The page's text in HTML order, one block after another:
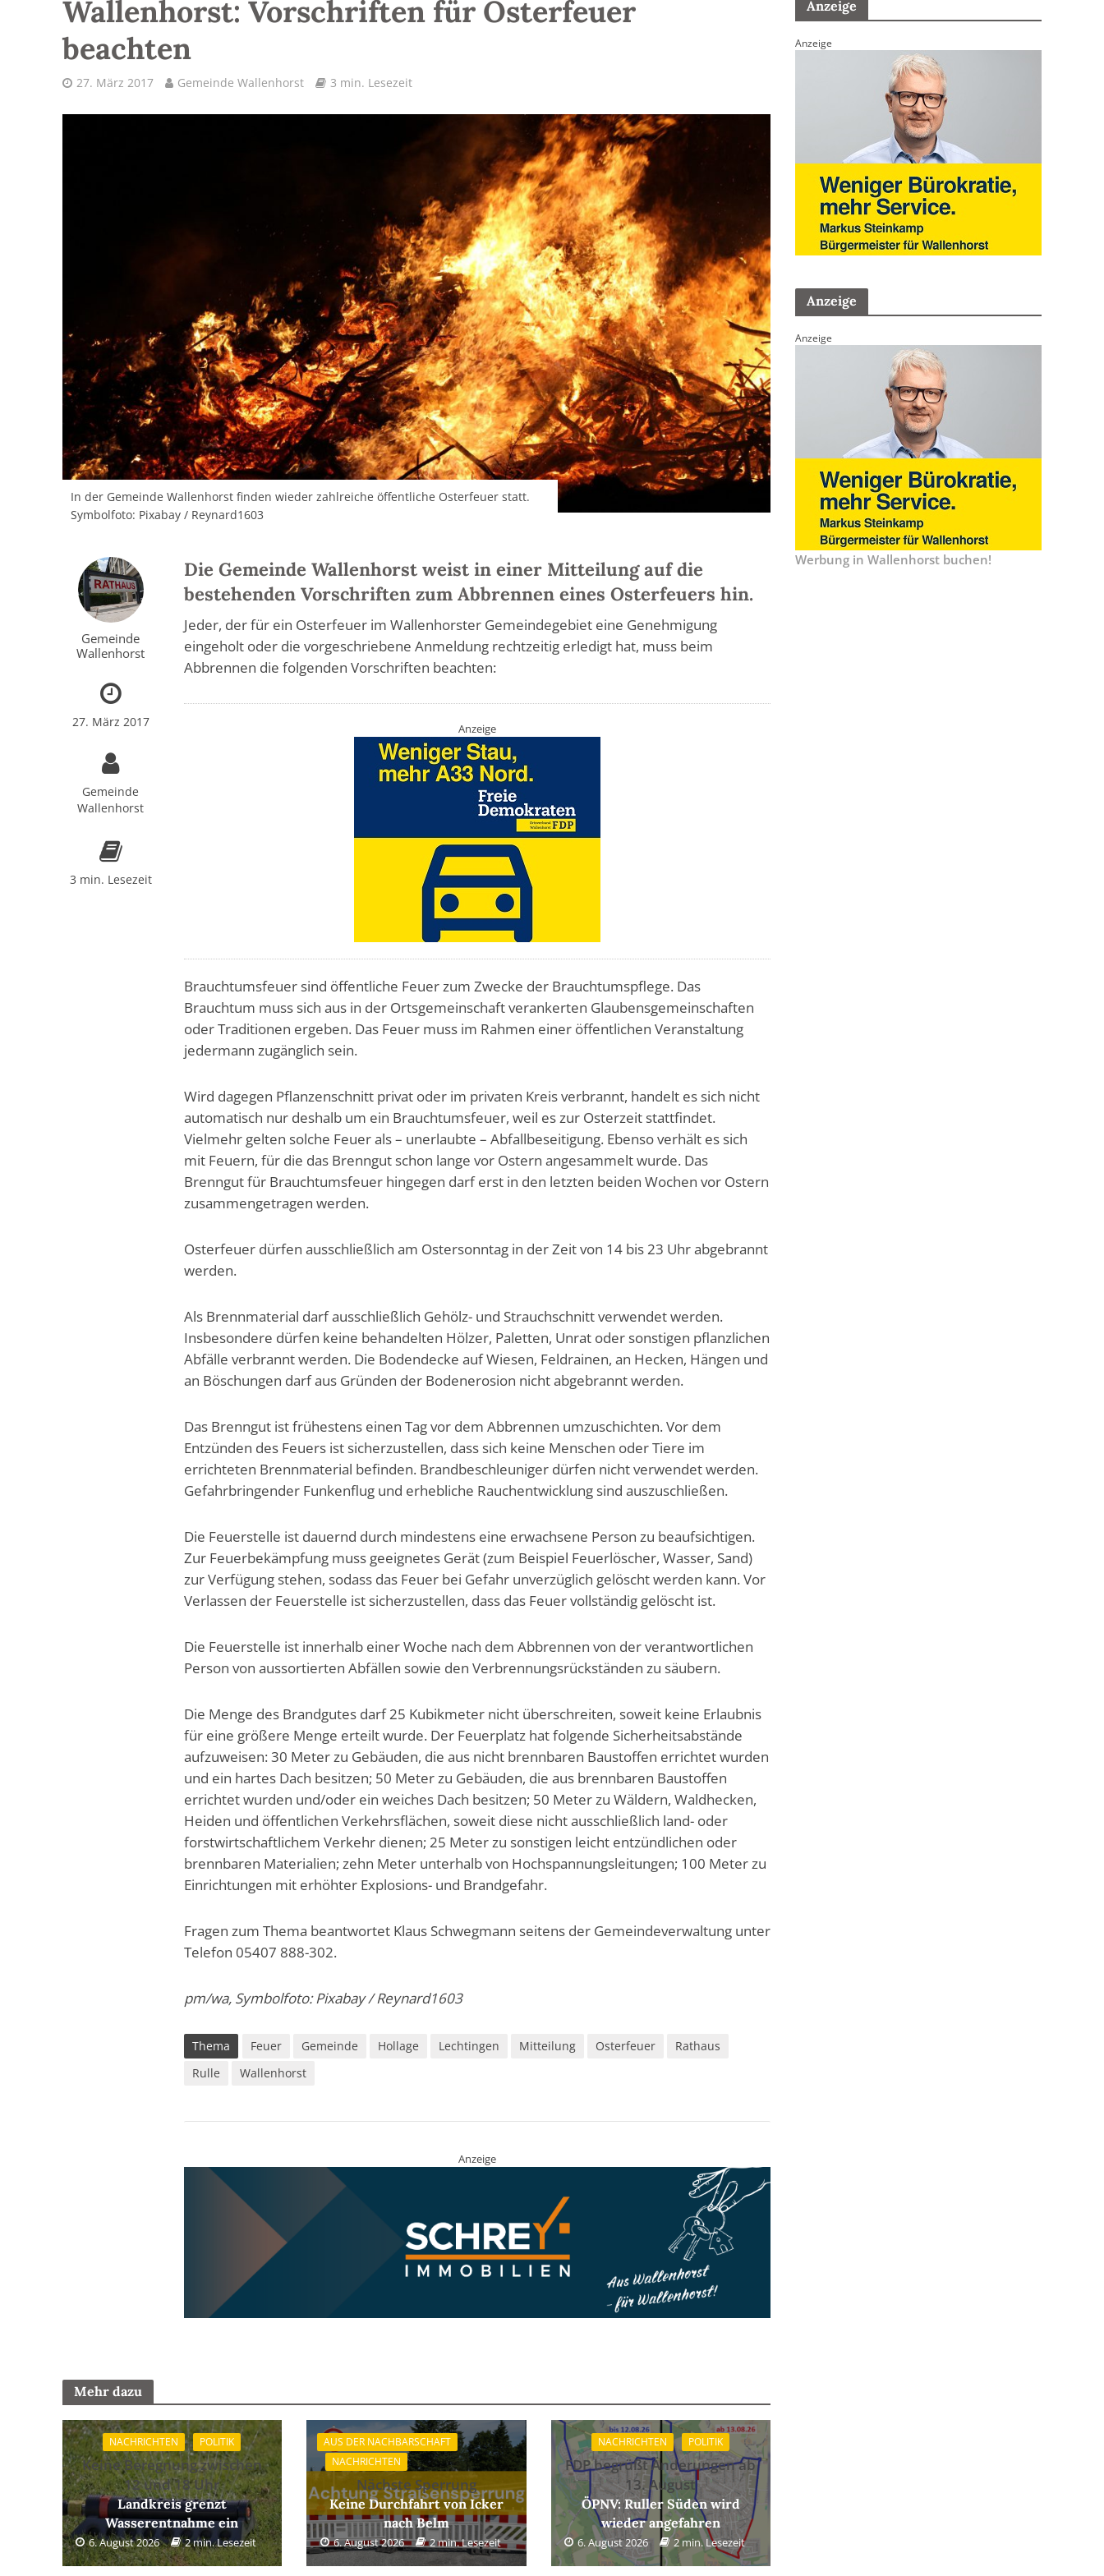
Wallenhorst: Vorschriften für Osterfeuer
beachten
27. März 2017 Gemeinde Wallenhorst 3 min. Lesezeit
In der Gemeinde Wallenhorst finden wieder zahlreiche öffentliche Osterfeuer statt.
Symbolfoto: Pixabay / Reynard1603
Gemeinde
Wallenhorst
27. März 2017
Gemeinde
Wallenhorst
3 min. Lesezeit
Die Gemeinde Wallenhorst weist in einer Mitteilung auf die
bestehenden Vorschriften zum Abbrennen eines Osterfeuers hin.
Jeder, der für ein Osterfeuer im Wallenhorster Gemeindegebiet eine Genehmigung
eingeholt oder die vorgeschriebene Anmeldung rechtzeitig erledigt hat, muss beim
Abbrennen die folgenden Vorschriften beachten:
Anzeige
Brauchtumsfeuer sind öffentliche Feuer zum Zwecke der Brauchtumspflege. Das
Brauchtum muss sich aus in der Ortsgemeinschaft verankerten Glaubensgemeinschaften
oder Traditionen ergeben. Das Feuer muss im Rahmen einer öffentlichen Veranstaltung
jedermann zugänglich sein.
Wird dagegen Pflanzenschnitt privat oder im privaten Kreis verbrannt, handelt es sich nicht
automatisch nur deshalb um ein Brauchtumsfeuer, weil es zur Osterzeit stattfindet.
Vielmehr gelten solche Feuer als – unerlaubte – Abfallbeseitigung. Ebenso verhält es sich
mit Feuern, für die das Brenngut schon lange vor Ostern angesammelt wurde. Das
Brenngut für Brauchtumsfeuer hingegen darf erst in den letzten beiden Wochen vor Ostern
zusammengetragen werden.
Osterfeuer dürfen ausschließlich am Ostersonntag in der Zeit von 14 bis 23 Uhr abgebrannt
werden.
Als Brennmaterial darf ausschließlich Gehölz- und Strauchschnitt verwendet werden.
Insbesondere dürfen keine behandelten Hölzer, Paletten, Unrat oder sonstigen pflanzlichen
Abfälle verbrannt werden. Die Bodendecke auf Wiesen, Feldrainen, an Hecken, Hängen und
an Böschungen darf aus Gründen der Bodenerosion nicht abgebrannt werden.
Das Brenngut ist frühestens einen Tag vor dem Abbrennen umzuschichten. Vor dem
Entzünden des Feuers ist sicherzustellen, dass sich keine Menschen oder Tiere im
errichteten Brennmaterial befinden. Brandbeschleuniger dürfen nicht verwendet werden.
Gefahrbringender Funkenflug und erhebliche Rauchentwicklung sind auszuschließen.
Die Feuerstelle ist dauernd durch mindestens eine erwachsene Person zu beaufsichtigen.
Zur Feuerbekämpfung muss geeignetes Gerät (zum Beispiel Feuerlöscher, Wasser, Sand)
zur Verfügung stehen, sodass das Feuer bei Gefahr unverzüglich gelöscht werden kann. Vor
Verlassen der Feuerstelle ist sicherzustellen, dass das Feuer vollständig gelöscht ist.
Die Feuerstelle ist innerhalb einer Woche nach dem Abbrennen von der verantwortlichen
Person von aussortierten Abfällen sowie den Verbrennungsrückständen zu säubern.
Die Menge des Brandgutes darf 25 Kubikmeter nicht überschreiten, soweit keine Erlaubnis
für eine größere Menge erteilt wurde. Der Feuerplatz hat folgende Sicherheitsabstände
aufzuweisen: 30 Meter zu Gebäuden, die aus nicht brennbaren Baustoffen errichtet wurden
und ein hartes Dach besitzen; 50 Meter zu Gebäuden, die aus brennbaren Baustoffen
errichtet wurden und/oder ein weiches Dach besitzen; 50 Meter zu Wäldern, Waldhecken,
Heiden und öffentlichen Verkehrsflächen, soweit diese nicht ausschließlich land- oder
forstwirtschaftlichem Verkehr dienen; 25 Meter zu sonstigen leicht entzündlichen oder
brennbaren Materialien; zehn Meter unterhalb von Hochspannungsleitungen; 100 Meter zu
Einrichtungen mit erhöhter Explosions- und Brandgefahr.
Fragen zum Thema beantwortet Klaus Schwegmann seitens der Gemeindeverwaltung unter
Telefon 05407 888-302.
pm/wa, Symbolfoto: Pixabay / Reynard1603
Thema Feuer Gemeinde Hollage Lechtingen Mitteilung Osterfeuer
Rathaus
Rulle
Wallenhorst
Anzeige
Mehr dazu
NACHRICHTEN POLITIK
Keine Beregnung zwischen
12 und 18 Uhr
Landkreis grenzt
Wasserentnahme ein
6. August 2026 2 min. Lesezeit
AUS DER NACHBARSCHAFT
NACHRICHTEN
Nächste Sperrung
Keine Durchfahrt von Icker
nach Belm
6. August 2026 2 min. Lesezeit
NACHRICHTEN POLITIK
FDP begrüßt Änderungen ab
13. August
ÖPNV: Ruller Süden wird
wieder angefahren
6. August 2026 2 min. Lesezeit
Anzeige
Anzeige
Anzeige
Anzeige
Werbung in Wallenhorst buchen!